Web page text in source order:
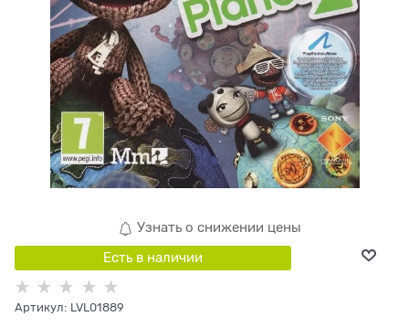
Узнать о снижении цены
Есть в наличии
Артикул: LVL01889